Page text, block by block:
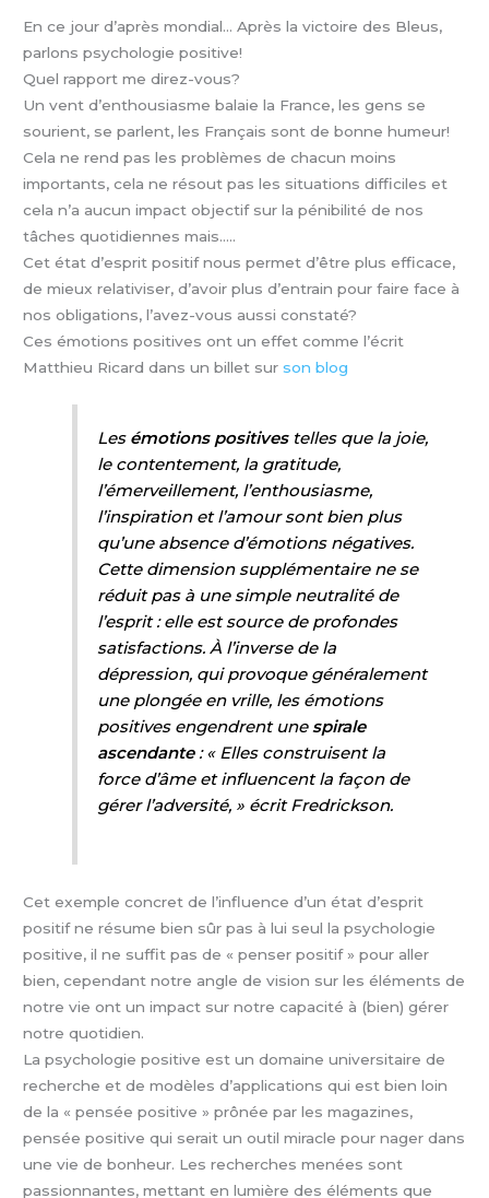
En ce jour d’après mondial… Après la victoire des Bleus,
parlons psychologie positive!
Quel rapport me direz-vous?
Un vent d’enthousiasme balaie la France, les gens se
sourient, se parlent, les Français sont de bonne humeur!
Cela ne rend pas les problèmes de chacun moins
importants, cela ne résout pas les situations difficiles et
cela n’a aucun impact objectif sur la pénibilité de nos
tâches quotidiennes mais…..
Cet état d’esprit positif nous permet d’être plus efficace,
de mieux relativiser, d’avoir plus d’entrain pour faire face à
nos obligations, l’avez-vous aussi constaté?
Ces émotions positives ont un effet comme l’écrit
Matthieu Ricard dans un billet surson blog
Les émotions positivestelles que la joie,
le contentement, la gratitude,
l’émerveillement, l’enthousiasme,
l’inspiration et l’amour sont bien plus
qu’une absence d’émotions négatives.
Cette dimension supplémentaire ne se
réduit pas à une simple neutralité de
l’esprit : elle est source de profondes
satisfactions. À l’inverse de la
dépression, qui provoque généralement
une plongée en vrille, les émotions
positives engendrent une spirale
ascendante: « Elles construisent la
force d’âme et influencent la façon de
gérer l’adversité, » écrit Fredrickson.
Cet exemple concret de l’influence d’un état d’esprit
positif ne résume bien sûr pas à lui seul la psychologie
positive, il ne suffit pas de « penser positif » pour aller
bien, cependant notre angle de vision sur les éléments de
notre vie ont un impact sur notre capacité à (bien) gérer
notre quotidien.
La psychologie positive est un domaine universitaire de
recherche et de modèles d’applications qui est bien loin
de la « pensée positive » prônée par les magazines,
pensée positive qui serait un outil miracle pour nager dans
une vie de bonheur. Les recherches menées sont
passionnantes, mettant en lumière des éléments que